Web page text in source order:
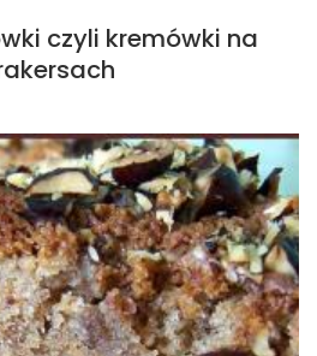
czyli kremówki na